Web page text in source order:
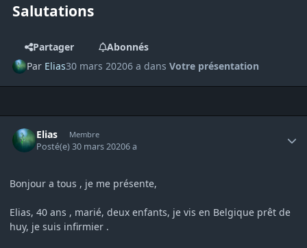
Salutations
Partager
Abonnés
Par Elias30 mars 20206 a dansVotre présentation
Elias Membre
Posté(e)30 mars 20206 a
Bonjour a tous , je me présente,
Elias, 40 ans , marié, deux enfants, je vis en Belgique prêt de
huy, je suis infirmier .